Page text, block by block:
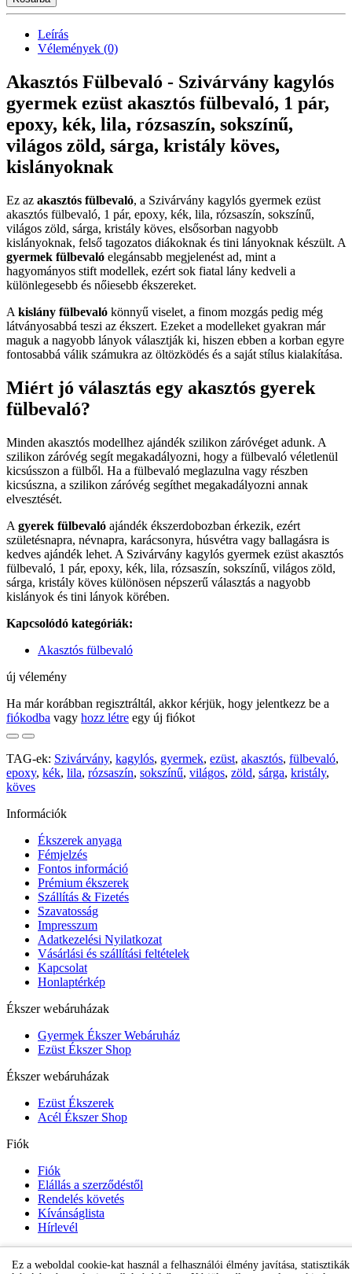
Leírás
Vélemények (0)
Akasztós Fülbevaló - Szivárvány kagylós
gyermek ezüst akasztós fülbevaló, 1 pár,
epoxy, kék, lila, rózsaszín, sokszínű,
világos zöld, sárga, kristály köves,
kislányoknak
Ez az akasztós fülbevaló, a Szivárvány kagylós gyermek ezüst
akasztós fülbevaló, 1 pár, epoxy, kék, lila, rózsaszín, sokszínű,
világos zöld, sárga, kristály köves, elsősorban nagyobb
kislányoknak, felső tagozatos diákoknak és tini lányoknak készült. A
gyermek fülbevaló elegánsabb megjelenést ad, mint a
hagyományos stift modellek, ezért sok fiatal lány kedveli a
különlegesebb és nőiesebb ékszereket.
A kislány fülbevaló könnyű viselet, a finom mozgás pedig még
látványosabbá teszi az ékszert. Ezeket a modelleket gyakran már
maguk a nagyobb lányok választják ki, hiszen ebben a korban egyre
fontosabbá válik számukra az öltözködés és a saját stílus kialakítása.
Miért jó választás egy akasztós gyerek
fülbevaló?
Minden akasztós modellhez ajándék szilikon záróvéget adunk. A
szilikon záróvég segít megakadályozni, hogy a fülbevaló véletlenül
kicsússzon a fülből. Ha a fülbevaló meglazulna vagy részben
kicsúszna, a szilikon záróvég segíthet megakadályozni annak
elvesztését.
A gyerek fülbevaló ajándék ékszerdobozban érkezik, ezért
születésnapra, névnapra, karácsonyra, húsvétra vagy ballagásra is
kedves ajándék lehet. A Szivárvány kagylós gyermek ezüst akasztós
fülbevaló, 1 pár, epoxy, kék, lila, rózsaszín, sokszínű, világos zöld,
sárga, kristály köves különösen népszerű választás a nagyobb
kislányok és tini lányok körében.
Kapcsolódó kategóriák:
Akasztós fülbevaló
új vélemény
Ha már korábban regisztráltál, akkor kérjük, hogy jelentkezz be a
fiókodba vagy hozz létre egy új fiókot
TAG-ek: Szivárvány, kagylós, gyermek, ezüst, akasztós, fülbevaló,
epoxy, kék, lila, rózsaszín, sokszínű, világos, zöld, sárga, kristály,
köves
Információk
Ékszerek anyaga
Fémjelzés
Fontos információ
Prémium ékszerek
Szállítás & Fizetés
Szavatosság
Impresszum
Adatkezelési Nyilatkozat
Vásárlási és szállítási feltételek
Kapcsolat
Honlaptérkép
Ékszer webáruházak
Gyermek Ékszer Webáruház
Ezüst Ékszer Shop
Ékszer webáruházak
Ezüst Ékszerek
Acél Ékszer Shop
Fiók
Fiók
Elállás a szerződéstől
Rendelés követés
Kívánságlista
Hírlevél
Gyermek Ékszer Shop
Ez a weboldal cookie-kat használ a felhasználói élmény javítása, statisztikák